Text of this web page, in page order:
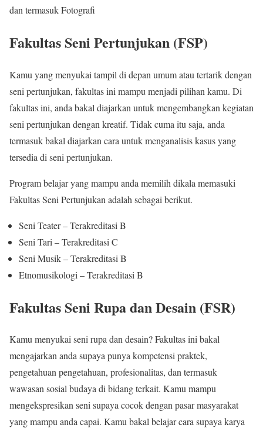
dan termasuk Fotografi
Fakultas Seni Pertunjukan (FSP)
Kamu yang menyukai tampil di depan umum atau tertarik dengan
seni pertunjukan, fakultas ini mampu menjadi pilihan kamu. Di
fakultas ini, anda bakal diajarkan untuk mengembangkan kegiatan
seni pertunjukan dengan kreatif. Tidak cuma itu saja, anda
termasuk bakal diajarkan cara untuk menganalisis kasus yang
tersedia di seni pertunjukan.
Program belajar yang mampu anda memilih dikala memasuki
Fakultas Seni Pertunjukan adalah sebagai berikut.
Seni Teater – Terakreditasi B
Seni Tari – Terakreditasi C
Seni Musik – Terakreditasi B
Etnomusikologi – Terakreditasi B
Fakultas Seni Rupa dan Desain (FSR)
Kamu menyukai seni rupa dan desain? Fakultas ini bakal
mengajarkan anda supaya punya kompetensi praktek,
pengetahuan pengetahuan, profesionalitas, dan termasuk
wawasan sosial budaya di bidang terkait. Kamu mampu
mengekspresikan seni supaya cocok dengan pasar masyarakat
yang mampu anda capai. Kamu bakal belajar cara supaya karya